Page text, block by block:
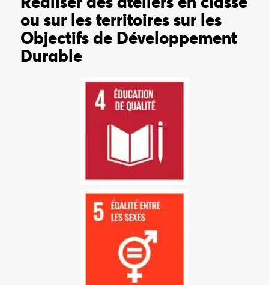
ou sur les territoires sur les
Objectifs de Développement
Durable
OBJECTIF 5 : ÉGALITÉ
ENTRE LES SEXES
L’égalité des sexes n’est pas
seulement un droit
fondamental de la
personne, mais aussi un
pacifique, prospère et
durable.
OBJECTIF 5 : ÉGALITÉ
ENTRE LES SEXES
L’égalité des sexes n’est pas
seulement un droit
fondamental de la
personne, mais aussi un
fondement nécessaire pour
l’instauration d’un monde
pacifique, prospère et
durable.